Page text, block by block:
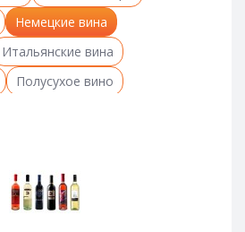
Немецкие вина
Итальянские вина
Полусухое вино
Белые сухие вина
сухие вина